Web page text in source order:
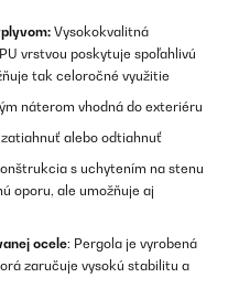
Vysokokvalitná
vrstvou poskytuje spoľahlivú
tak celoročné využitie
náterom vhodná do exteriéru
alebo odtiahnuť
s uchytením na stenu
oporu, ale umožňuje aj
ocele: Pergola je vyrobená
zaručuje vysokú stabilitu a